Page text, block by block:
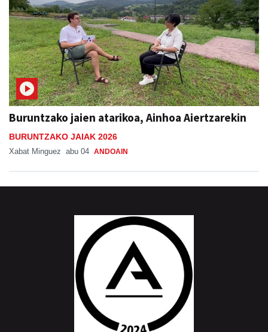
Buruntzako jaien atarikoa, Ainhoa Aiertzarekin
BURUNTZAKO JAIAK 2026
Xabat Minguez abu 04 ANDOAIN